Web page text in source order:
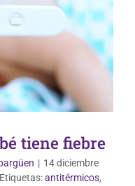
tiene fiebre
| 14 diciembre
Etiquetas:antitérmicos,